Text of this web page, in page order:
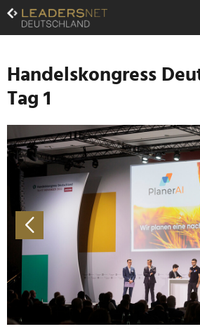
Zum
Inhalt
Zur
Navigation
Zur
Hauptnavigation
Handelskongress
Tag 1